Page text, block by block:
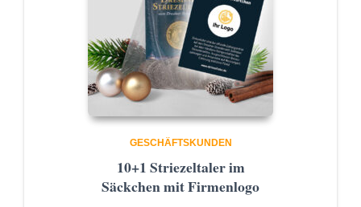
GESCHÄFTSKUNDEN
10+1 Striezeltaler im
Säckchen mit Firmenlogo